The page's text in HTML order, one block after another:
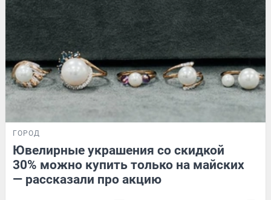
ГОРОД
Ювелирные украшения со скидкой
30% можно купить только на майских
— рассказали про акцию